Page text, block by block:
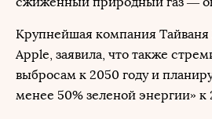
Крупнейшая компания
Apple, заявила, что также
выбросам к 2050 году и
менее 50% зеленой энергии» к